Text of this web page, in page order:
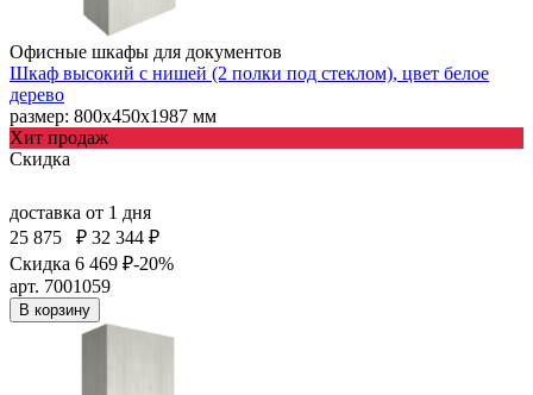
Офисные шкафы для документов
Шкаф высокий с нишей (2 полки под стеклом), цвет белое
дерево
размер: 800х450х1987 мм
Хит продаж
Скидка
доставка от 1 дня
25 875
₽ 32 344 ₽
Скидка 6 469 ₽-20%
арт. 7001059
В корзину